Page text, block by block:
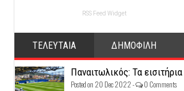
RSS Feed Widget
ΤΕΛΕΥΤΑΙΑ ΔΗΜΟΦΙΛΗ
Παναιτωλικός: Τα
Posted on 20 Dec 2022 - 0 Comments